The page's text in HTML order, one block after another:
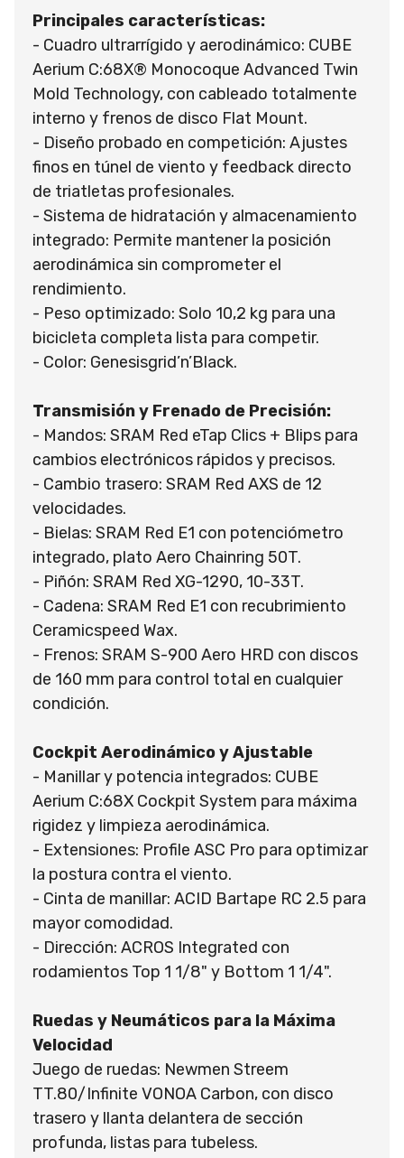
Principales características:
- Cuadro ultrarrígido y aerodinámico: CUBE
Aerium C:68X® Monocoque Advanced Twin
Mold Technology, con cableado totalmente
interno y frenos de disco Flat Mount.
- Diseño probado en competición: Ajustes
finos en túnel de viento y feedback directo
de triatletas profesionales.
- Sistema de hidratación y almacenamiento
integrado: Permite mantener la posición
aerodinámica sin comprometer el
rendimiento.
- Peso optimizado: Solo 10,2 kg para una
bicicleta completa lista para competir.
- Color: Genesisgrid’n’Black.
Transmisión y Frenado de Precisión:
- Mandos: SRAM Red eTap Clics + Blips para
cambios electrónicos rápidos y precisos.
- Cambio trasero: SRAM Red AXS de 12
velocidades.
- Bielas: SRAM Red E1 con potenciómetro
integrado, plato Aero Chainring 50T.
- Piñón: SRAM Red XG-1290, 10-33T.
- Cadena: SRAM Red E1 con recubrimiento
Ceramicspeed Wax.
- Frenos: SRAM S-900 Aero HRD con discos
de 160 mm para control total en cualquier
condición.
Cockpit Aerodinámico y Ajustable
- Manillar y potencia integrados: CUBE
Aerium C:68X Cockpit System para máxima
rigidez y limpieza aerodinámica.
- Extensiones: Profile ASC Pro para optimizar
la postura contra el viento.
- Cinta de manillar: ACID Bartape RC 2.5 para
mayor comodidad.
- Dirección: ACROS Integrated con
rodamientos Top 1 1/8" y Bottom 1 1/4".
Ruedas y Neumáticos para la Máxima
Velocidad
Juego de ruedas: Newmen Streem
TT.80/Infinite VONOA Carbon, con disco
trasero y llanta delantera de sección
profunda, listas para tubeless.